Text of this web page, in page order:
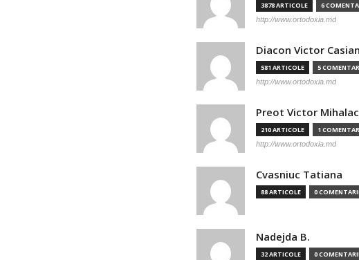
3878 ARTICOLE 6
http://www.ortodoxia.md
Diacon Victor Casian
581 ARTICOLE 5
http://www.ortodoxia.md
Preot Victor
210 ARTICOLE 1
http://www.ortodoxia.md
Cvasniuc Tatiana
88 ARTICOLE 0 COMENTARII
Nadejda B.
32 ARTICOLE 0 COMENTARII